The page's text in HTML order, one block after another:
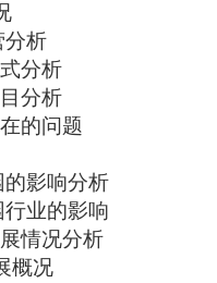
分析
分析
分析
的问题
影响分析
业的影响
情况分析
概况